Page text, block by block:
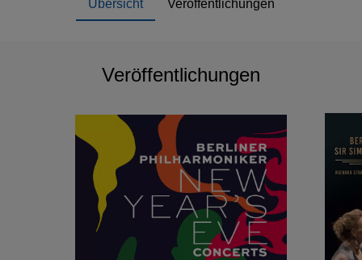
Übersicht Veröffentlichungen
Veröffentlichungen